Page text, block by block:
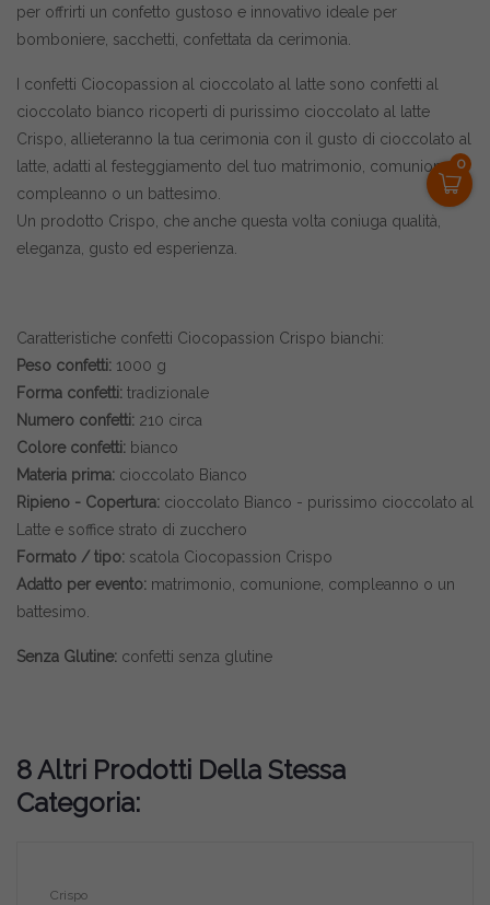
0
per offrirti un confetto gustoso e innovativo ideale per
bomboniere, sacchetti, confettata da cerimonia.
I confetti Ciocopassion al cioccolato al latte sono confetti al
cioccolato bianco ricoperti di purissimo cioccolato al latte
Crispo, allieteranno la tua cerimonia con il gusto di cioccolato al
latte, adatti al festeggiamento del tuo matrimonio, comunione,
compleanno o un battesimo.
Un prodotto Crispo, che anche questa volta coniuga qualità,
eleganza, gusto ed esperienza.
Caratteristiche confetti Ciocopassion Crispo bianchi:
Peso confetti: 1000 g
Forma confetti: tradizionale
Numero confetti: 210 circa
Colore confetti: bianco
Materia prima: cioccolato Bianco
Ripieno - Copertura: cioccolato Bianco - purissimo cioccolato al
Latte e soffice strato di zucchero
Formato / tipo: scatola Ciocopassion Crispo
Adatto per evento: matrimonio, comunione, compleanno o un
battesimo.
Senza Glutine: confetti senza glutine
8 Altri Prodotti Della Stessa
Categoria:
Crispo